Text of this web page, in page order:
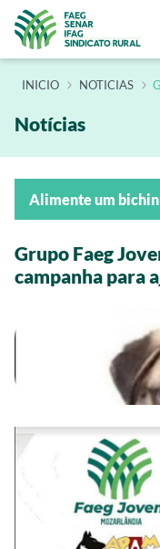
INÍCIO NOTICIAS
Notícias
Alimente um
Grupo Faeg
campanha para